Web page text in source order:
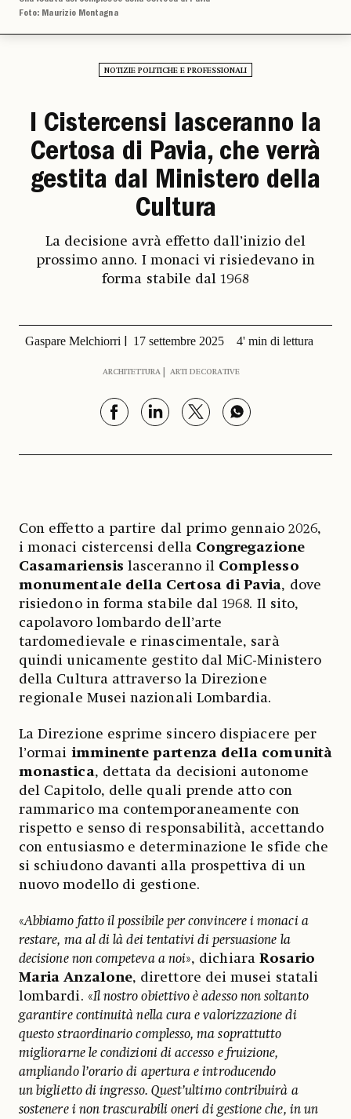
Foto: Maurizio Montagna
NOTIZIE POLITICHE E PROFESSIONALI
I Cistercensi lasceranno la
Certosa di Pavia, che verrà
gestita dal Ministero della
Cultura
La decisione avrà effetto dall’inizio del
prossimo anno. I monaci vi risiedevano in
forma stabile dal 1968
Gaspare Melchiorri 17 settembre 2025 4' min di lettura
ARCHITETTURA ARTI DECORATIVE
Con effetto a partire dal primo gennaio 2026,
i monaci cistercensi della Congregazione
Casamariensis lasceranno il Complesso
monumentale della Certosa di Pavia, dove
risiedono in forma stabile dal 1968. Il sito,
capolavoro lombardo dell’arte
tardomedievale e rinascimentale, sarà
quindi unicamente gestito dal MiC-Ministero
della Cultura attraverso la Direzione
regionale Musei nazionali Lombardia.
La Direzione esprime sincero dispiacere per
l’ormai imminente partenza della comunità
monastica, dettata da decisioni autonome
del Capitolo, delle quali prende atto con
rammarico ma contemporaneamente con
rispetto e senso di responsabilità, accettando
con entusiasmo e determinazione le sfide che
si schiudono davanti alla prospettiva di un
nuovo modello di gestione.
«Abbiamo fatto il possibile per convincere i monaci a
restare, ma al di là dei tentativi di persuasione la
decisione non competeva a noi», dichiara Rosario
Maria Anzalone, direttore dei musei statali
lombardi. «Il nostro obiettivo è adesso non soltanto
garantire continuità nella cura e valorizzazione di
questo straordinario complesso, ma soprattutto
migliorarne le condizioni di accesso e fruizione,
ampliando l’orario di apertura e introducendo
un biglietto di ingresso. Quest’ultimo contribuirà a
sostenere i non trascurabili oneri di gestione che, in un